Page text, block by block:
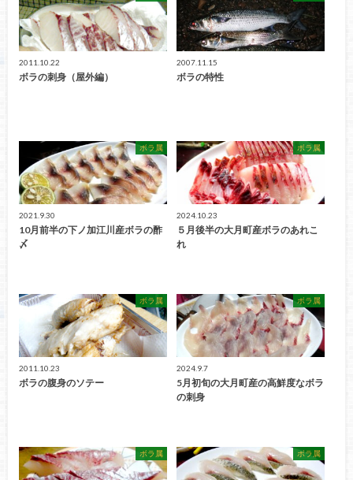
2011.10.22
ボラの刺身（屋外編）
2007.11.15
ボラの特性
ボラ属
2021.9.30
10月前半の下ノ加江川産ボラの酢
〆
ボラ属
2024.10.23
５月後半の大月町産ボラのあれこ
れ
ボラ属
2011.10.23
ボラの腹身のソテー
ボラ属
2024.9.7
5月初旬の大月町産の高鮮度なボラ
の刺身
ボラ属 ボラ属